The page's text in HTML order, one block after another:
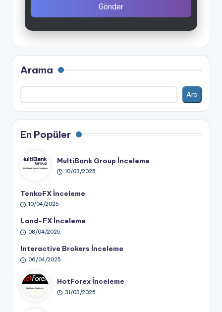
Gönder
Arama
Ara
En Popüler
MultiBank Group İnceleme
10/03/2025
TenkoFX İnceleme
10/04/2025
Land-FX İnceleme
08/04/2025
Interactive Brokers İnceleme
06/04/2025
HotForex İnceleme
31/03/2025